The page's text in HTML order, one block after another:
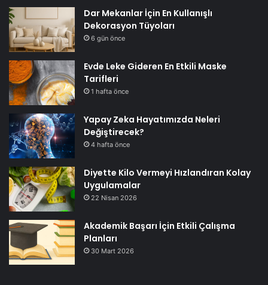
Dar Mekanlar İçin En Kullanışlı
Dekorasyon Tüyoları
6 gün önce
Evde Leke Gideren En Etkili Maske
Tarifleri
1 hafta önce
Yapay Zeka Hayatımızda Neleri
Değiştirecek?
4 hafta önce
Diyette Kilo Vermeyi Hızlandıran Kolay
Uygulamalar
22 Nisan 2026
Akademik Başarı İçin Etkili Çalışma
Planları
30 Mart 2026